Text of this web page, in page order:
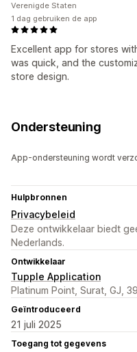
Excellent app for stores
was quick, and the
store design.
Verenigde Staten
1 dag gebruiken de app
Ondersteuning
App-ondersteuning wordt
Hulpbronnen
Privacybeleid
Deze ontwikkelaar biedt
Nederlands.
Ontwikkelaar
Tupple Application
Platinum Point, Surat, GJ,
Geïntroduceerd
21 juli 2025
Toegang tot gegevens